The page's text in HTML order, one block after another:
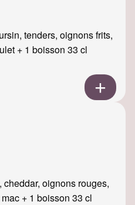
tenders, oignons frits,
+ 1 boisson 33 cl
oignons rouges,
+ 1 boisson 33 cl